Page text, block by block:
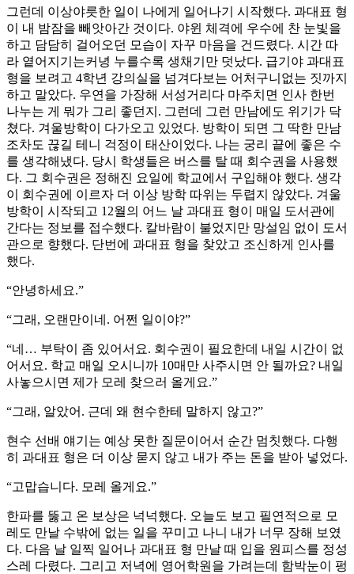
그런데 이상야릇한 일이 나에게 일어나기 시작했다. 과대표 형
이 내 밤잠을 빼앗아간 것이다. 야윈 체격에 우수에 찬 눈빛을
하고 담담히 걸어오던 모습이 자꾸 마음을 건드렸다. 시간 따
라 옅어지기는커녕 누를수록 생채기만 덧났다. 급기야 과대표
형을 보려고 4학년 강의실을 넘겨다보는 어처구니없는 짓까지
하고 말았다. 우연을 가장해 서성거리다 마주치면 인사 한번
나누는 게 뭐가 그리 좋던지. 그런데 그런 만남에도 위기가 닥
쳤다. 겨울방학이 다가오고 있었다. 방학이 되면 그 딱한 만남
조차도 끊길 테니 걱정이 태산이었다. 나는 궁리 끝에 좋은 수
를 생각해냈다. 당시 학생들은 버스를 탈 때 회수권을 사용했
다. 그 회수권은 정해진 요일에 학교에서 구입해야 했다. 생각
이 회수권에 이르자 더 이상 방학 따위는 두렵지 않았다. 겨울
방학이 시작되고 12월의 어느 날 과대표 형이 매일 도서관에
간다는 정보를 접수했다. 칼바람이 불었지만 망설임 없이 도서
관으로 향했다. 단번에 과대표 형을 찾았고 조신하게 인사를
했다.
“안녕하세요.”
“그래, 오랜만이네. 어쩐 일이야?”
“네… 부탁이 좀 있어서요. 회수권이 필요한데 내일 시간이 없
어서요. 학교 매일 오시니까 10매만 사주시면 안 될까요? 내일
사놓으시면 제가 모레 찾으러 올게요.”
“그래, 알았어. 근데 왜 현수한테 말하지 않고?”
현수 선배 얘기는 예상 못한 질문이어서 순간 멈칫했다. 다행
히 과대표 형은 더 이상 묻지 않고 내가 주는 돈을 받아 넣었다.
“고맙습니다. 모레 올게요.”
한파를 뚫고 온 보상은 넉넉했다. 오늘도 보고 필연적으로 모
레도 만날 수밖에 없는 일을 꾸미고 나니 내가 너무 장해 보였
다. 다음 날 일찍 일어나 과대표 형 만날 때 입을 원피스를 정성
스레 다렸다. 그리고 저녁에 영어학원을 가려는데 함박눈이 펑